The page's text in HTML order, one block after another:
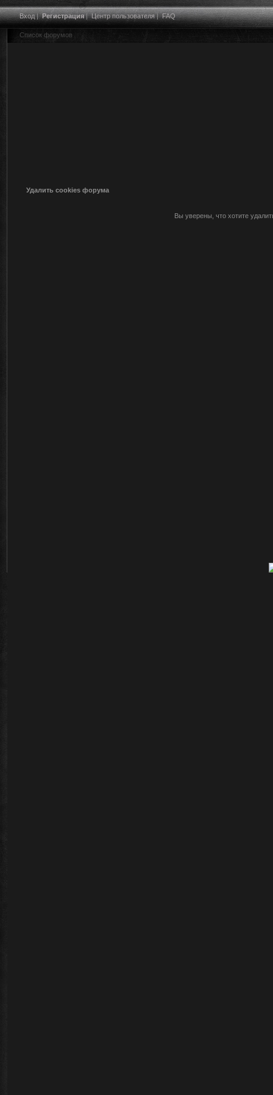
Вход|Регистрация|Центр пользователя|FAQ
Список форумов
Удалить cookies форума
Вы уверены, что хотите